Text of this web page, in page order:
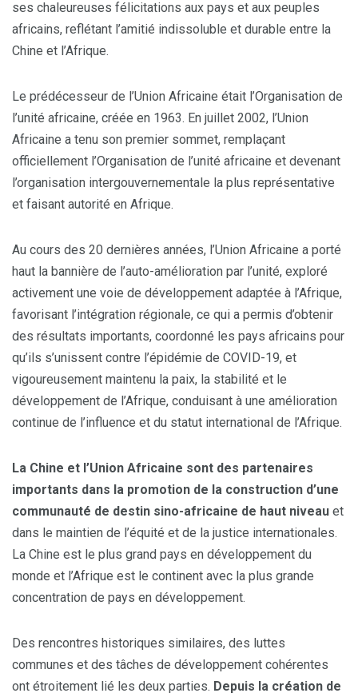
ses chaleureuses félicitations aux pays et aux peuples
africains, reflétant l’amitié indissoluble et durable entre la
Chine et l’Afrique.
Le prédécesseur de l’Union Africaine était l’Organisation de
l’unité africaine, créée en 1963. En juillet 2002, l’Union
Africaine a tenu son premier sommet, remplaçant
officiellement l’Organisation de l’unité africaine et devenant
l’organisation intergouvernementale la plus représentative
et faisant autorité en Afrique.
Au cours des 20 dernières années, l’Union Africaine a porté
haut la bannière de l’auto-amélioration par l’unité, exploré
activement une voie de développement adaptée à l’Afrique,
favorisant l’intégration régionale, ce qui a permis d’obtenir
des résultats importants, coordonné les pays africains pour
qu’ils s’unissent contre l’épidémie de COVID-19, et
vigoureusement maintenu la paix, la stabilité et le
développement de l’Afrique, conduisant à une amélioration
continue de l’influence et du statut international de l’Afrique.
La Chine et l’Union Africaine sont des partenaires
importants dans la promotion de la construction d’une
communauté de destin sino-africaine de haut niveau et
dans le maintien de l’équité et de la justice internationales.
La Chine est le plus grand pays en développement du
monde et l’Afrique est le continent avec la plus grande
concentration de pays en développement.
Des rencontres historiques similaires, des luttes
communes et des tâches de développement cohérentes
ont étroitement lié les deux parties. Depuis la création de